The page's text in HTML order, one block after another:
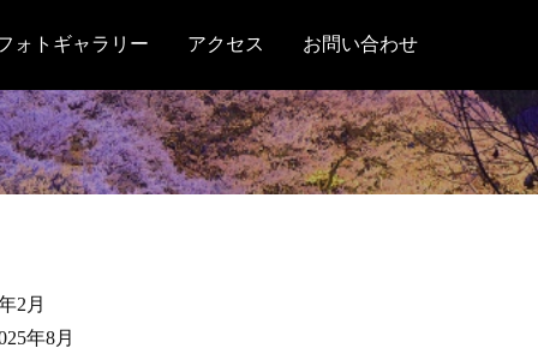
ォトギャラリー アクセス お問い合わせ
2月
年8月